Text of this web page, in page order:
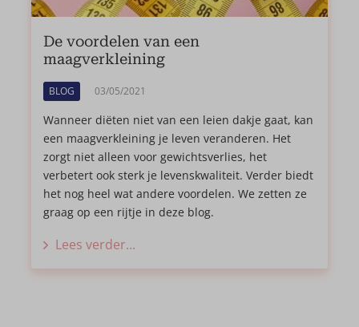
De voordelen van een
maagverkleining
BLOG 03/05/2021
Wanneer diëten niet van een leien dakje gaat, kan
een maagverkleining je leven veranderen. Het
zorgt niet alleen voor gewichtsverlies, het
verbetert ook sterk je levenskwaliteit. Verder biedt
het nog heel wat andere voordelen. We zetten ze
graag op een rijtje in deze blog.
Lees verder...